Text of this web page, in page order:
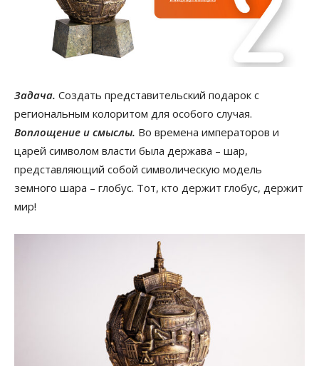
Задача. Создать представительский подарок с
региональным колоритом для особого случая.
Воплощение и смыслы. Во времена императоров и
царей символом власти была держава – шар,
представляющий собой символическую модель
земного шара – глобус. Тот, кто держит глобус, держит
мир!